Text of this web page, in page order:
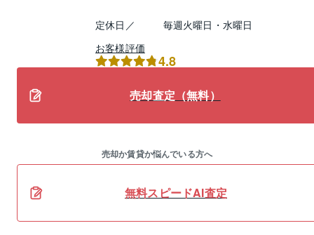
定休日／
毎週火曜日・水曜日
お客様評価
4.8
売却査定（無料）
売却か賃貸か悩んでいる方へ
無料スピードAI査定